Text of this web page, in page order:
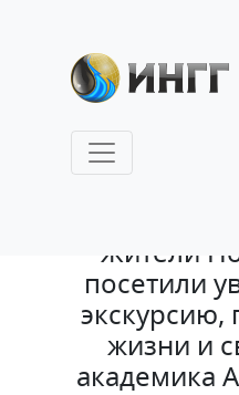
Жители
посетили
жизни и
академика